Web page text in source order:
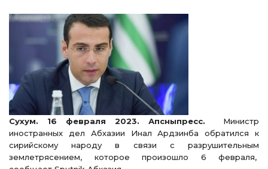
Сухум. 16 февраля 2023. Апсныпресс. Министр
иностранных дел Абхазии Инал Ардзинба обратился к
сирийскому народу в связи с разрушительным
землетрясением, которое произошло 6 февраля,